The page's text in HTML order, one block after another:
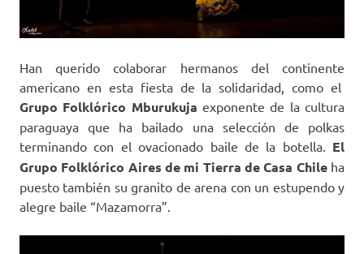
Han querido colaborar hermanos del continente
americano en esta fiesta de la solidaridad, como el
Grupo Folklórico Mburukuja exponente de la cultura
paraguaya que ha bailado una selección de polkas
terminando con el ovacionado baile de la botella. El
Grupo Folklórico Aires de mi Tierra de Casa Chileha
puesto también su granito de arena con un estupendo y
alegre baile “Mazamorra”.